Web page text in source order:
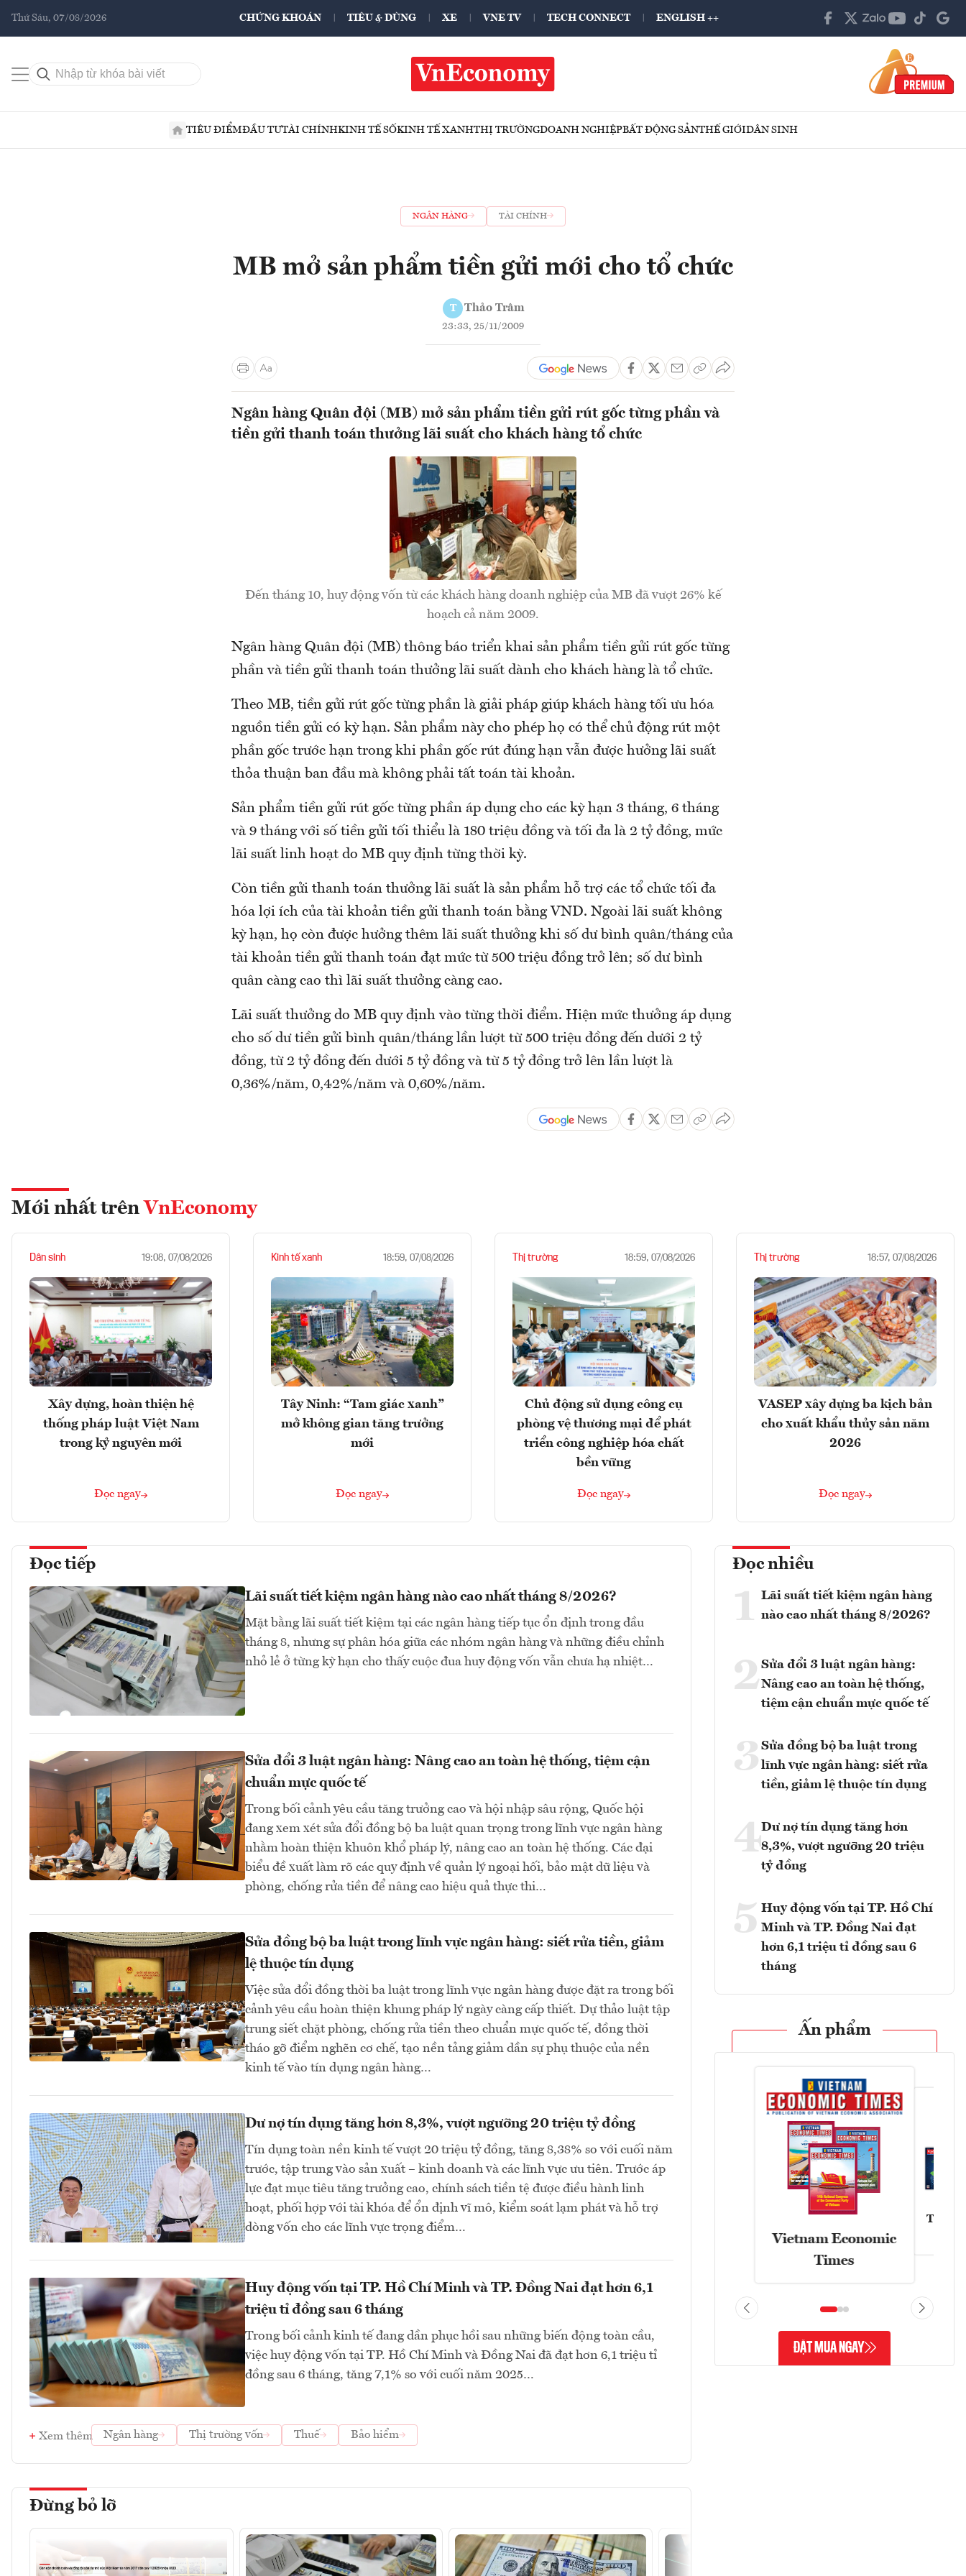
Thứ Sáu, 07/08/2026 CHỨNG KHOÁN TIÊU & DÙNG XE VNE TV TECH CONNECT ENGLISH ++
TIÊU ĐIỂMĐẦU TƯTÀI CHÍNHKINH TẾ SỐKINH TẾ XANHTHỊ TRƯỜNGDOANH NGHIỆPBẤT ĐỘNG SẢNTHẾ GIỚIDÂN SINH
NGÂN HÀNG TÀI CHÍNH
MB mở sản phẩm tiền gửi mới cho tổ chức
T Thảo Trâm
23:33, 25/11/2009
Ngân hàng Quân đội (MB) mở sản phẩm tiền gửi rút gốc từng phần và
tiền gửi thanh toán thưởng lãi suất cho khách hàng tổ chức
Đến tháng 10, huy động vốn từ các khách hàng doanh nghiệp của MB đã vượt 26% kế
hoạch cả năm 2009.
Ngân hàng Quân đội (MB) thông báo triển khai sản phẩm tiền gửi rút gốc từng
phần và tiền gửi thanh toán thưởng lãi suất dành cho khách hàng là tổ chức.
Theo MB, tiền gửi rút gốc từng phần là giải pháp giúp khách hàng tối ưu hóa
nguồn tiền gửi có kỳ hạn. Sản phẩm này cho phép họ có thể chủ động rút một
phần gốc trước hạn trong khi phần gốc rút đúng hạn vẫn được hưởng lãi suất
thỏa thuận ban đầu mà không phải tất toán tài khoản.
Sản phẩm tiền gửi rút gốc từng phần áp dụng cho các kỳ hạn 3 tháng, 6 tháng
và 9 tháng với số tiền gửi tối thiểu là 180 triệu đồng và tối đa là 2 tỷ đồng, mức
lãi suất linh hoạt do MB quy định từng thời kỳ.
Còn tiền gửi thanh toán thưởng lãi suất là sản phẩm hỗ trợ các tổ chức tối đa
hóa lợi ích của tài khoản tiền gửi thanh toán bằng VND. Ngoài lãi suất không
kỳ hạn, họ còn được hưởng thêm lãi suất thưởng khi số dư bình quân/tháng của
tài khoản tiền gửi thanh toán đạt mức từ 500 triệu đồng trở lên; số dư bình
quân càng cao thì lãi suất thưởng càng cao.
Lãi suất thưởng do MB quy định vào từng thời điểm. Hiện mức thưởng áp dụng
cho số dư tiền gửi bình quân/tháng lần lượt từ 500 triệu đồng đến dưới 2 tỷ
đồng, từ 2 tỷ đồng đến dưới 5 tỷ đồng và từ 5 tỷ đồng trở lên lần lượt là
0,36%/năm, 0,42%/năm và 0,60%/năm.
Mới nhất trên VnEconomy
Dân sinh 19:08, 07/08/2026
Xây dựng, hoàn thiện hệ
thống pháp luật Việt Nam
trong kỷ nguyên mới
Đọc ngay
Kinh tế xanh 18:59, 07/08/2026
Tây Ninh: “Tam giác xanh”
mở không gian tăng trưởng
mới
Đọc ngay
Thị trường 18:59, 07/08/2026
Chủ động sử dụng công cụ
phòng vệ thương mại để phát
triển công nghiệp hóa chất
bền vững
Đọc ngay
Thị trường 18:57, 07/08/2026
VASEP xây dựng ba kịch bản
cho xuất khẩu thủy sản năm
2026
Đọc ngay
Đọc tiếp
Lãi suất tiết kiệm ngân hàng nào cao nhất tháng 8/2026?
Mặt bằng lãi suất tiết kiệm tại các ngân hàng tiếp tục ổn định trong đầu
tháng 8, nhưng sự phân hóa giữa các nhóm ngân hàng và những điều chỉnh
nhỏ lẻ ở từng kỳ hạn cho thấy cuộc đua huy động vốn vẫn chưa hạ nhiệt…
Sửa đổi 3 luật ngân hàng: Nâng cao an toàn hệ thống, tiệm cận
chuẩn mực quốc tế
Trong bối cảnh yêu cầu tăng trưởng cao và hội nhập sâu rộng, Quốc hội
đang xem xét sửa đổi đồng bộ ba luật quan trọng trong lĩnh vực ngân hàng
nhằm hoàn thiện khuôn khổ pháp lý, nâng cao an toàn hệ thống. Các đại
biểu đề xuất làm rõ các quy định về quản lý ngoại hối, bảo mật dữ liệu và
phòng, chống rửa tiền để nâng cao hiệu quả thực thi…
Sửa đồng bộ ba luật trong lĩnh vực ngân hàng: siết rửa tiền, giảm
lệ thuộc tín dụng
Việc sửa đổi đồng thời ba luật trong lĩnh vực ngân hàng được đặt ra trong bối
cảnh yêu cầu hoàn thiện khung pháp lý ngày càng cấp thiết. Dự thảo luật tập
trung siết chặt phòng, chống rửa tiền theo chuẩn mực quốc tế, đồng thời
tháo gỡ điểm nghẽn cơ chế, tạo nền tảng giảm dần sự phụ thuộc của nền
kinh tế vào tín dụng ngân hàng…
Dư nợ tín dụng tăng hơn 8,3%, vượt ngưỡng 20 triệu tỷ đồng
Tín dụng toàn nền kinh tế vượt 20 triệu tỷ đồng, tăng 8,38% so với cuối năm
trước, tập trung vào sản xuất – kinh doanh và các lĩnh vực ưu tiên. Trước áp
lực đạt mục tiêu tăng trưởng cao, chính sách tiền tệ được điều hành linh
hoạt, phối hợp với tài khóa để ổn định vĩ mô, kiểm soát lạm phát và hỗ trợ
dòng vốn cho các lĩnh vực trọng điểm…
Huy động vốn tại TP. Hồ Chí Minh và TP. Đồng Nai đạt hơn 6,1
triệu tỉ đồng sau 6 tháng
Trong bối cảnh kinh tế đang dần phục hồi sau những biến động toàn cầu,
việc huy động vốn tại TP. Hồ Chí Minh và Đồng Nai đã đạt hơn 6,1 triệu tỉ
đồng sau 6 tháng, tăng 7,1% so với cuối năm 2025…
Xem thêm Ngân hàng Thị trường vốn Thuế Bảo hiểm
Đừng bỏ lỡ
Đọc nhiều
1 Lãi suất tiết kiệm ngân hàng
nào cao nhất tháng 8/2026?
2Sửa đổi 3 luật ngân hàng:
Nâng cao an toàn hệ thống,
tiệm cận chuẩn mực quốc tế
3 Sửa đồng bộ ba luật trong
lĩnh vực ngân hàng: siết rửa
tiền, giảm lệ thuộc tín dụng
4Dư nợ tín dụng tăng hơn
8,3%, vượt ngưỡng 20 triệu
tỷ đồng
5 Huy động vốn tại TP. Hồ Chí
Minh và TP. Đồng Nai đạt
hơn 6,1 triệu tỉ đồng sau 6
tháng
Ấn phẩm
Vietnam Economic
Times
Tạp
ĐẶT MUA NGAY